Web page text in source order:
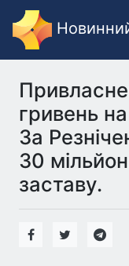
гривень
За
30
заставу.